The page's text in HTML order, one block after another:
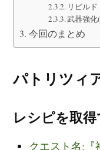
リビルド
武器強化
今回のまとめ
パトリツィ
レシピを取
クエスト名:『